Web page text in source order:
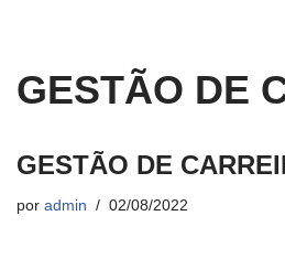
GESTÃO DE
GESTÃO DE
por admin 02/08/2022